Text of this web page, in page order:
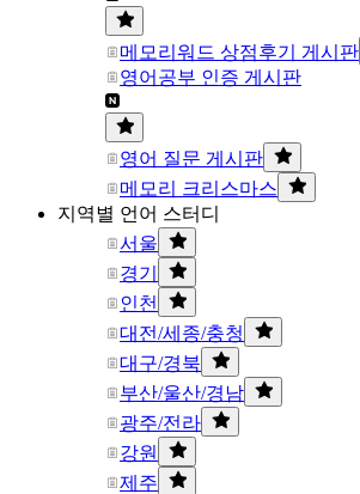
메모리워드 상점후기 게시판
영어공부 인증 게시판
영어 질문 게시판
메모리 크리스마스
지역별 언어 스터디
서울
경기
인천
대전/세종/충청
대구/경북
부산/울산/경남
광주/전라
강원
제주